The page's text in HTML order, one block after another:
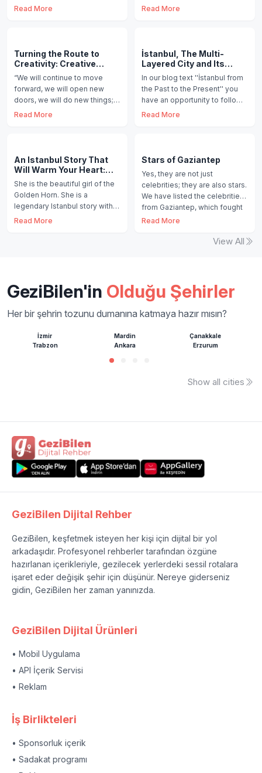
the world full of evil livable
Read More
mesmerizing beauties in every
Read More
Turning the Route to
Creativity: Creative
Workspaces in Üsküdar
“We will continue to move
forward, we will open new
doors, we will do new things;
because we are curious and
Read More
İstanbul, The Multi-
Layered City and Its
Architecture
In our blog text ''İstanbul from
the Past to the Present'' you
have an opportunity to follow
the traces of several
Read More
An Istanbul Story That
Will Warm Your Heart:
Pierre Loti Hill
She is the beautiful girl of the
Golden Horn. She is a
legendary Istanbul story with
her warmth and sincerity.
Read More
Stars of Gaziantep
Yes, they are not just
celebrities; they are also stars.
We have listed the celebrities
from Gaziantep, which fought
heroically pi
Read More
View All
GeziBilen'in Olduğu Şehirler
Her bir şehrin tozunu dumanına katmaya hazır mısın?
İzmir
Trabzon
Mardin
Ankara
Çanakkale
Erzurum
Show all cities
GeziBilen Dijital Rehber
GeziBilen, keşfetmek isteyen her kişi için dijital bir yol
arkadaşıdır. Profesyonel rehberler tarafından özgüne
hazırlanan içerikleriyle, gezilecek yerlerdeki sessil rotalara
işaret eder değişik şehir için düşünür. Nereye giderseniz
gidin, GeziBilen her zaman yanınızda.
GeziBilen Dijital Ürünleri
• Mobil Uygulama
• API İçerik Servisi
• Reklam
İş Birlikteleri
• Sponsorluk içerik
• Sadakat programı